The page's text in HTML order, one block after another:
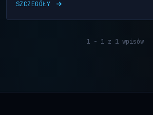
SZCZEGÓŁY
1 - 1 z 1 wpisów